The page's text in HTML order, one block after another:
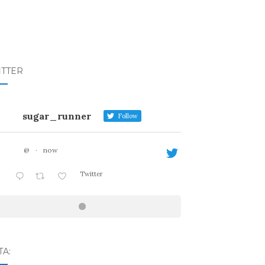
sugar_runner Follow
@ · now
Twitter